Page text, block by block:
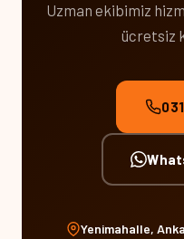
Uzman ekibimiz
ücretsiz
Yenimahalle,